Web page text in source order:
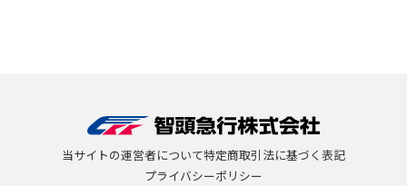
当サイトの運営者について特定商取引法に基づく表記
プライバシーポリシー